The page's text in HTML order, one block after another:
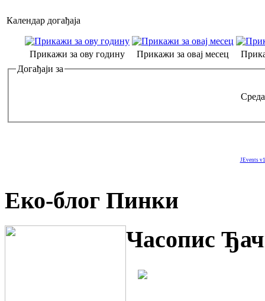
Календар догађаја
Прикажи за ову годину Прикажи за овај месец
Догађаји за
JEvents
Еко-блог Пинки
Часопис